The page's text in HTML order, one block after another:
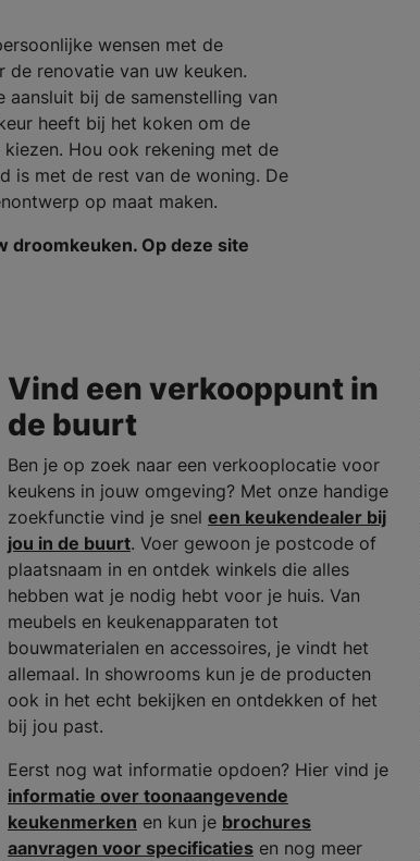
wensen met de
de renovatie van uw keuken.
aansluit bij de samenstelling van
heeft bij het koken om de
Hou ook rekening met de
is met de rest van de woning. De
op maat maken.
droomkeuken. Op deze site
Vind een verkooppunt in
de buurt
Ben je op zoek naar een verkooplocatie voor
keukens in jouw omgeving? Met onze handige
zoekfunctie vind je snel een keukendealer bij
jou in de buurt. Voer gewoon je postcode of
plaatsnaam in en ontdek winkels die alles
hebben wat je nodig hebt voor je huis. Van
meubels en keukenapparaten tot
bouwmaterialen en accessoires, je vindt het
allemaal. In showrooms kun je de producten
ook in het echt bekijken en ontdekken of het
bij jou past.
Eerst nog wat informatie opdoen? Hier vind je
informatie over toonaangevende
keukenmerken en kun je brochures
aanvragen voor specificatiesen nog meer